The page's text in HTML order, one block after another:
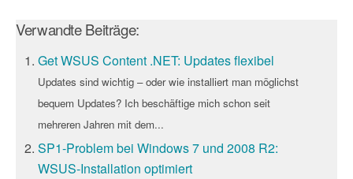
Verwandte Beiträge:
Get WSUS Content .NET: Updates flexibel
Updates sind wichtig – oder wie installiert man möglichst
bequem Updates? Ich beschäftige mich schon seit
mehreren Jahren mit dem...
SP1-Problem bei Windows 7 und 2008 R2:
WSUS-Installation optimiert